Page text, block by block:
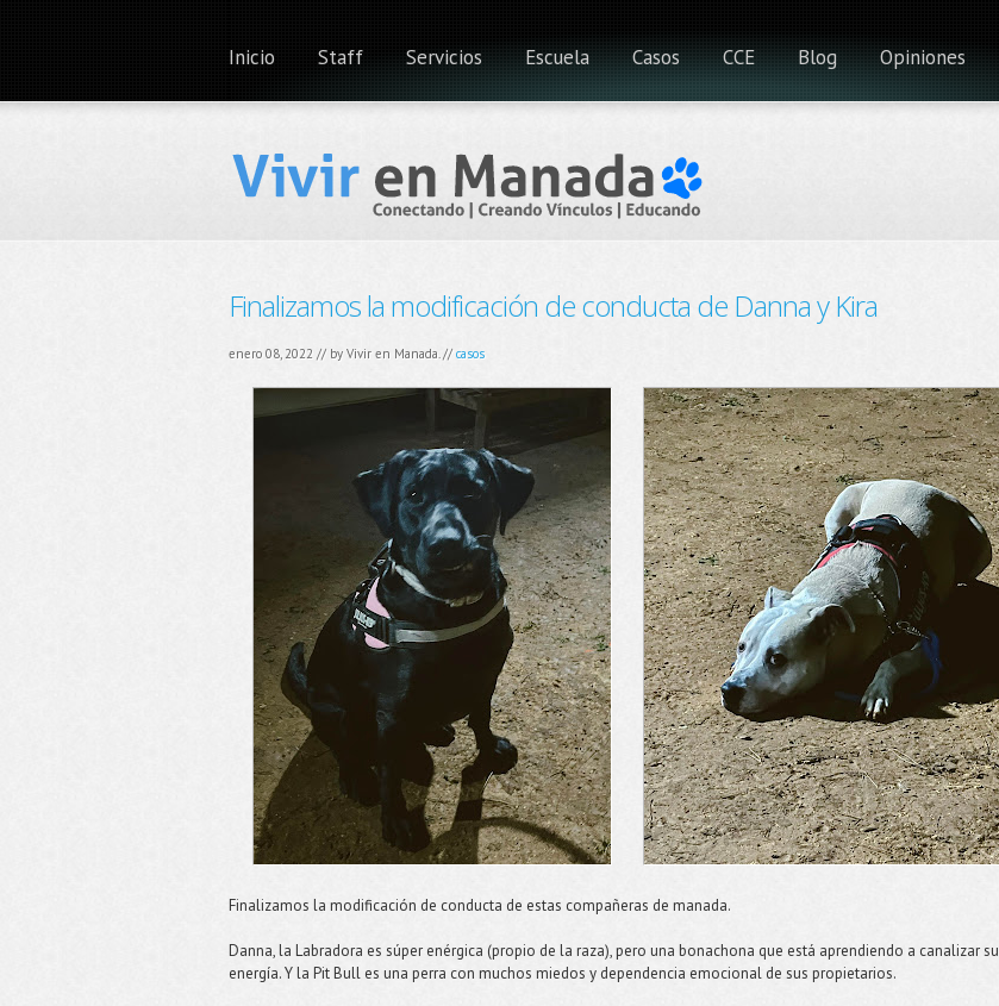
Inicio Staff Servicios Escuela Casos CCE Blog Opiniones
Finalizamos la modificación de conducta de Danna y Kira
enero 08, 2022 // by Vivir en Manada.//casos
Finalizamos la modificación de conducta de estas compañeras de manada.
Danna, la Labradora es súper enérgica (propio de la raza), pero una bonachona que está aprendiendo a canalizar su
energía. Y la Pit Bull es una perra con muchos miedos y dependencia emocional de sus propietarios.